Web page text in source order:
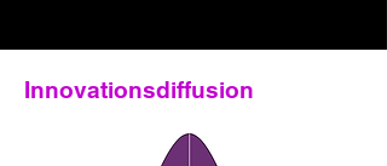
Innovationsdiffusion